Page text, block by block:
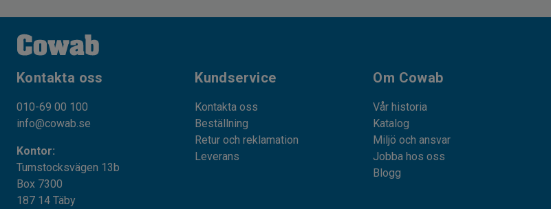
Kontakta oss
010-69 00 100
info@cowab.se
Kontor:
Tumstocksvägen 13b
Box 7300
187 14 Täby
Kundservice
Kontakta oss
Beställning
Retur och reklamation
Leverans
Om Cowab
Vår historia
Katalog
Miljö och ansvar
Jobba hos oss
Blogg